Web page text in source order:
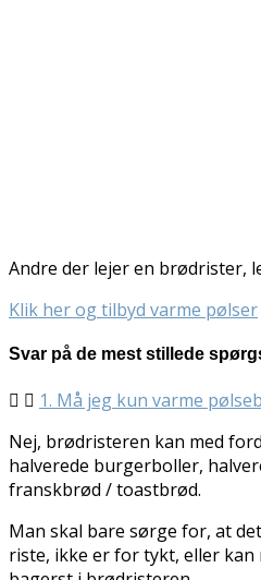
Andre der lejer en brødrister,
Klik her og tilbyd varme pølser
Svar på de mest stillede
1. Må jeg kun varme
Nej, brødristeren kan med
halverede burgerboller,
franskbrød / toastbrød.
Man skal bare sørge for, at
riste, ikke er for tykt, eller kan